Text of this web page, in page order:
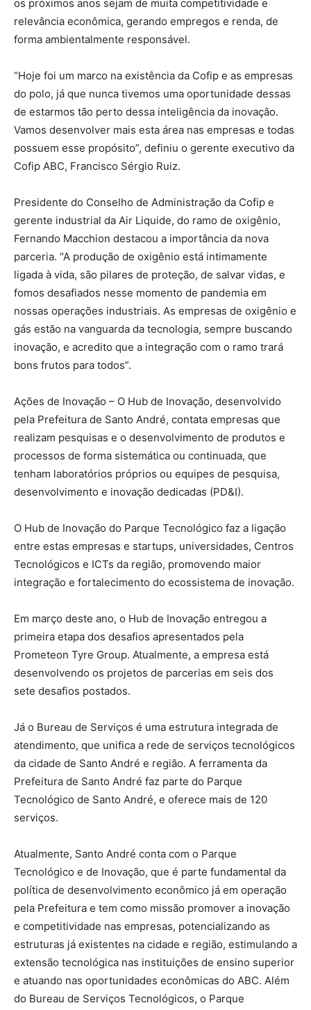
os próximos anos sejam de muita competitividade e
relevância econômica, gerando empregos e renda, de
forma ambientalmente responsável.
“Hoje foi um marco na existência da Cofip e as empresas
do polo, já que nunca tivemos uma oportunidade dessas
de estarmos tão perto dessa inteligência da inovação.
Vamos desenvolver mais esta área nas empresas e todas
possuem esse propósito”, definiu o gerente executivo da
Cofip ABC, Francisco Sérgio Ruiz.
Presidente do Conselho de Administração da Cofip e
gerente industrial da Air Liquide, do ramo de oxigênio,
Fernando Macchion destacou a importância da nova
parceria. “A produção de oxigênio está intimamente
ligada à vida, são pilares de proteção, de salvar vidas, e
fomos desafiados nesse momento de pandemia em
nossas operações industriais. As empresas de oxigênio e
gás estão na vanguarda da tecnologia, sempre buscando
inovação, e acredito que a integração com o ramo trará
bons frutos para todos”.
Ações de Inovação – O Hub de Inovação, desenvolvido
pela Prefeitura de Santo André, contata empresas que
realizam pesquisas e o desenvolvimento de produtos e
processos de forma sistemática ou continuada, que
tenham laboratórios próprios ou equipes de pesquisa,
desenvolvimento e inovação dedicadas (PD&I).
O Hub de Inovação do Parque Tecnológico faz a ligação
entre estas empresas e startups, universidades, Centros
Tecnológicos e ICTs da região, promovendo maior
integração e fortalecimento do ecossistema de inovação.
Em março deste ano, o Hub de Inovação entregou a
primeira etapa dos desafios apresentados pela
Prometeon Tyre Group. Atualmente, a empresa está
desenvolvendo os projetos de parcerias em seis dos
sete desafios postados.
Já o Bureau de Serviços é uma estrutura integrada de
atendimento, que unifica a rede de serviços tecnológicos
da cidade de Santo André e região. A ferramenta da
Prefeitura de Santo André faz parte do Parque
Tecnológico de Santo André, e oferece mais de 120
serviços.
Atualmente, Santo André conta com o Parque
Tecnológico e de Inovação, que é parte fundamental da
política de desenvolvimento econômico já em operação
pela Prefeitura e tem como missão promover a inovação
e competitividade nas empresas, potencializando as
estruturas já existentes na cidade e região, estimulando a
extensão tecnológica nas instituições de ensino superior
e atuando nas oportunidades econômicas do ABC. Além
do Bureau de Serviços Tecnológicos, o Parque